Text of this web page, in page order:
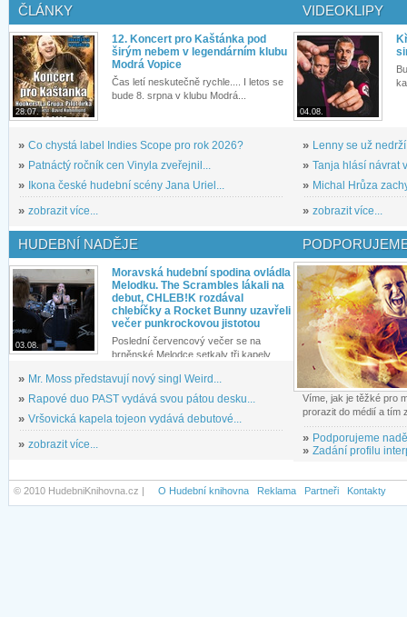
ČLÁNKY
28.07.
12. Koncert pro Kaštánka pod
širým nebem v legendárním klubu
Modrá Vopice
Čas letí neskutečně rychle.... I letos se
bude 8. srpna v klubu Modrá...
» Co chystá label Indies Scope pro rok 2026?
» Patnáctý ročník cen Vinyla zveřejnil...
» Ikona české hudební scény Jana Uriel...
» zobrazit více...
VIDEOKLIPY
04.08.
» Lenny se už
» Tanja hlásí návrat
» Michal Hrůza
» zobrazit více...
HUDEBNÍ NADĚJE
03.08.
Moravská hudební spodina ovládla
Melodku. The Scrambles lákali na
debut, CHLEB!K rozdával
chlebíčky a Rocket Bunny uzavřeli
večer punkrockovou jistotou
Poslední červencový večer se na
brněnské Melodce setkaly tři kapely...
» Mr. Moss představují nový singl Weird...
» Rapové duo PAST vydává svou pátou desku...
» Vršovická kapela tojeon vydává debutové...
» zobrazit více...
Víme, jak je těžké pro
prorazit do médií a tím
» Podporujeme
» Zadání profilu
© 2010 HudebniKnihovna.cz | O Hudební knihovna Reklama Partneři Kontakty